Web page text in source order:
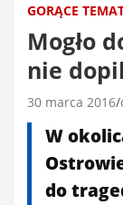
GORĄCE
Mogło
nie
30 marca 2016
W
do